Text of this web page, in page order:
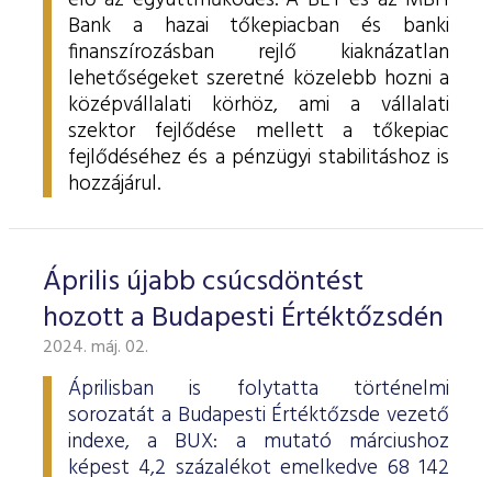
Bank a hazai tőkepiacban és banki
finanszírozásban rejlő kiaknázatlan
lehetőségeket szeretné közelebb hozni a
középvállalati körhöz, ami a vállalati
szektor fejlődése mellett a tőkepiac
fejlődéséhez és a pénzügyi stabilitáshoz is
hozzájárul.
Április újabb csúcsdöntést
hozott a Budapesti Értéktőzsdén
2024. máj. 02.
Áprilisban is folytatta történelmi
sorozatát a Budapesti Értéktőzsde vezető
indexe, a BUX: a mutató márciushoz
képest 4,2 százalékot emelkedve 68 142